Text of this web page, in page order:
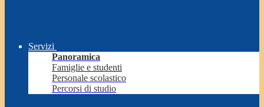
Servizi
Panoramica
Famiglie e studenti
Personale scolastico
Percorsi di studio